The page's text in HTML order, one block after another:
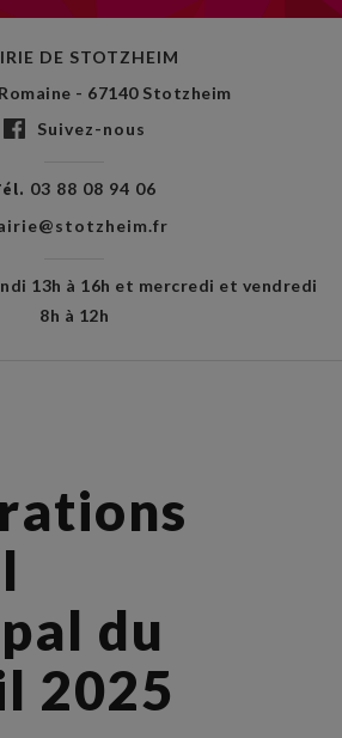
DE STOTZHEIM
- 67140 Stotzheim
Suivez-nous
03 88 08 94 06
13h à 16h et mercredi et vendredi
8h à 12h
du
2025